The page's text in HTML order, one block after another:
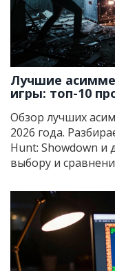
Лучшие
игры: топ-10
Обзор лучших
2026 года.
Hunt: Showdown и
выбору и